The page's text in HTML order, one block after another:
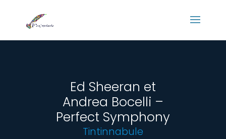
Ed Sheeran et
Andrea Bocelli –
Perfect Symphony
Tintinnabule